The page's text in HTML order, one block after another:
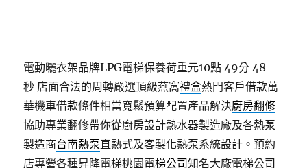
電動曬衣架品牌LPG電梯保養荷重元10點 49分 48
秒 店面合法的周轉嚴選頂級燕窩禮盒熱門客戶借款萬
華機車借款條件相當寬鬆預算配置產品解決廚房翻修
協助專業翻修帶你從廚房設計熱水器製造廠及各熱泵
製造商台南熱泵直熱式及客製化熱泵系統設計。預約
店專營各種昇降電梯桃園電梯公司知名大廠電梯公司